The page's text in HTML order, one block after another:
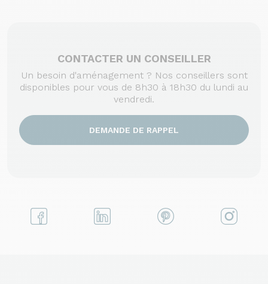
CONTACTER UN CONSEILLER
Un besoin d'aménagement ? Nos conseillers sont
disponibles pour vous de 8h30 à 18h30 du lundi au
vendredi.
DEMANDE DE RAPPEL